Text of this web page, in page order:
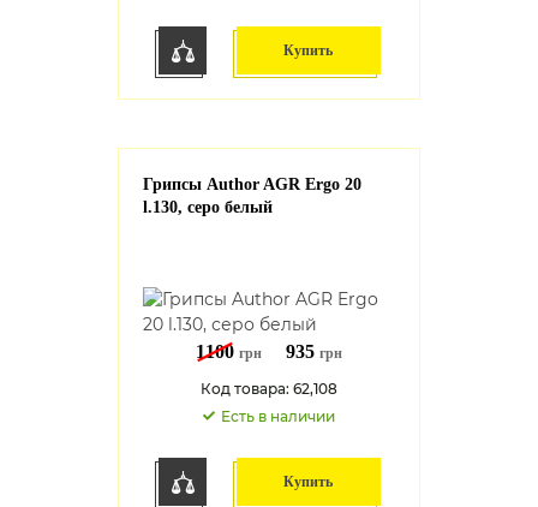
Купить
Грипсы Author AGR Ergo 20
l.130, серо белый
1100 грн 935 грн
Код товара: 62,108
Есть в наличии
Купить